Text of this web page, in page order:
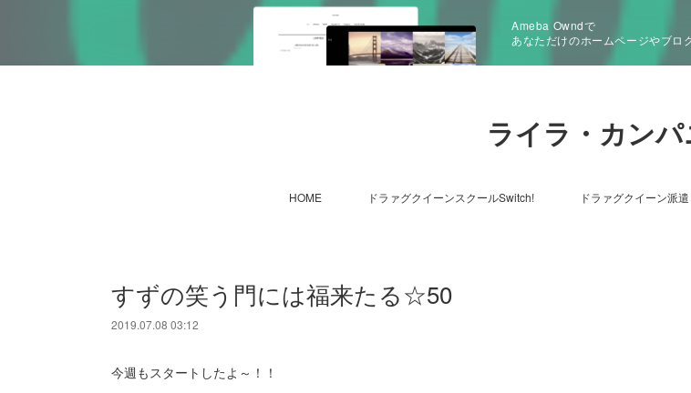
Ameba Owndで
あなただけのホームページやブロ
ライラ・カンパ
HOME ドラァグクイーンスクールSwitch! ドラァグクイーン派遣
すずの笑う門には福来たる☆50
2019.07.08 03:12
今週もスタートしたよ～！！